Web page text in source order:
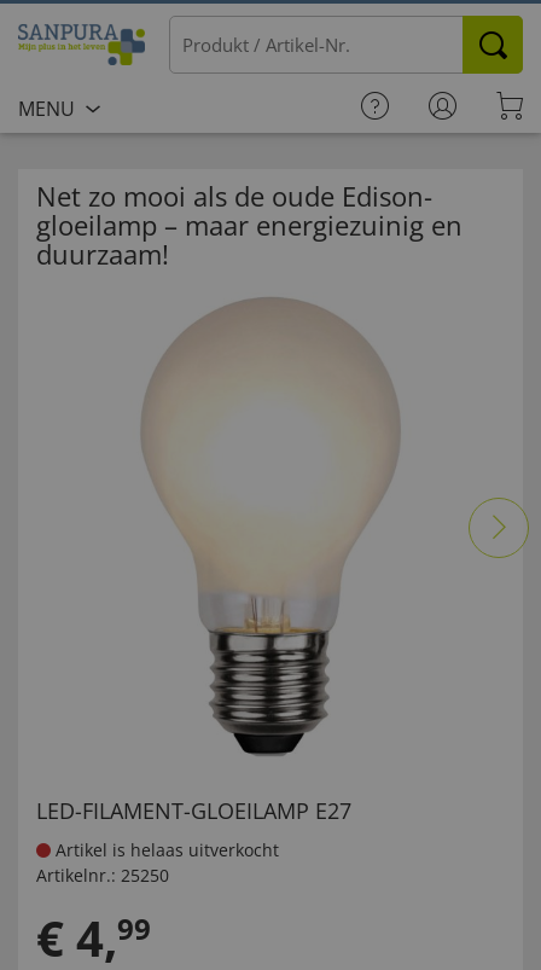
MENU
Net zo mooi als de oude Edison-
gloeilamp – maar energiezuinig en
duurzaam!
LED-FILAMENT-GLOEILAMP E27
Artikel is helaas uitverkocht
Artikelnr.: 25250
€4,99